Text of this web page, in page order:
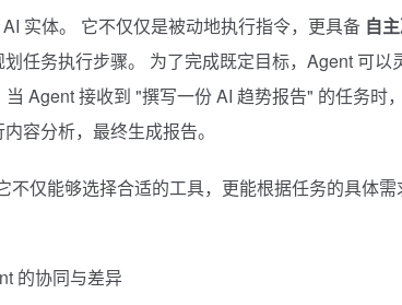
实体。 它不仅仅是被动地执行指令，更具备 自
任务执行步骤。 为了完成既定目标，Agent 可以
Agent 接收到 "撰写一份 AI 趋势报告" 的任务时
容分析，最终生成报告。
不仅能够选择合适的工具，更能根据任务的具体